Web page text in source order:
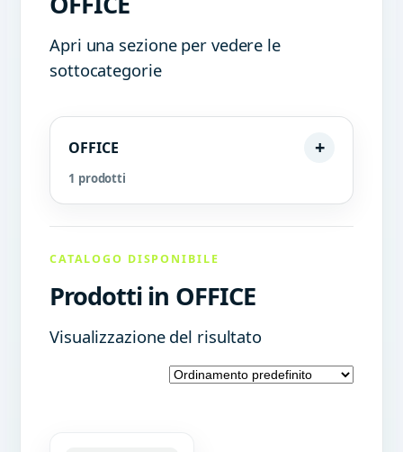
Apri una sezione per vedere le
sottocategorie
OFFICE
1 prodotti
CATALOGO DISPONIBILE
Prodotti in OFFICE
Visualizzazione del risultato